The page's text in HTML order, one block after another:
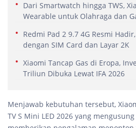
Dari Smartwatch hingga TWS,
Wearable untuk Olahraga dan
Redmi Pad 2 9.7 4G Resmi
dengan SIM Card dan Layar 2K
Xiaomi Tancap Gas di Eropa,
Triliun Dibuka Lewat IFA 2026
Menjawab kebutuhan tersebut,
TV S Mini LED 2026 yang